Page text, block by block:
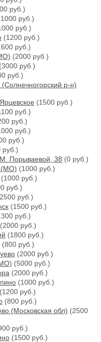
руб.)
руб.)
руб.)
(1200 руб.)
руб.)
(2000 руб.)
(3000 руб.)
руб.)
р-н)
(1500 руб.)
руб.)
руб.)
руб.)
руб.)
руб.)
М. Порываевой, 38 (0 руб.)
(МО) (1000 руб.)
(1000 руб.)
руб.)
руб.)
(1500 руб.)
руб.)
(2000 руб.)
(1800 руб.)
(800 руб.)
(2000 руб.)
(5000 руб.)
(2000 руб.)
(1000 руб.)
(1200 руб.)
(800 руб.)
(Московская обл) (2500
руб.)
(1500 руб.)